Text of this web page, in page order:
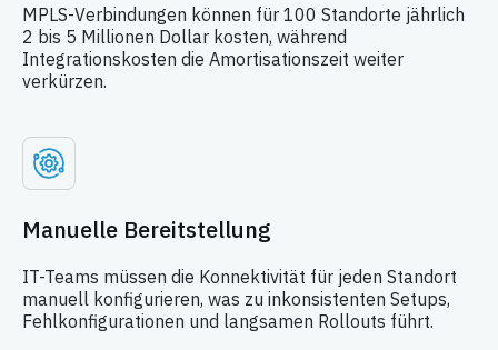
MPLS-Verbindungen können für 100 Standorte jährlich
2 bis 5 Millionen Dollar kosten, während
Integrationskosten die Amortisationszeit weiter
verkürzen.
Manuelle Bereitstellung
IT-Teams müssen die Konnektivität für jeden Standort
manuell konfigurieren, was zu inkonsistenten Setups,
Fehlkonfigurationen und langsamen Rollouts führt.